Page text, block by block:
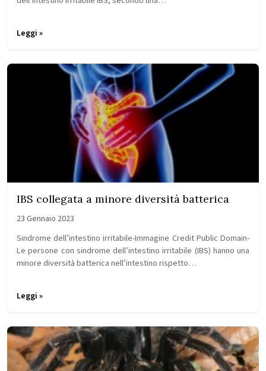
Leggi »
IBS collegata a minore diversità batterica
23 Gennaio 2023
Sindrome dell’intestino irritabile-Immagine Credit Public Domain-
Le persone con sindrome dell’intestino irritabile (IBS) hanno una
minore diversità batterica nell’intestino rispetto…
Leggi »